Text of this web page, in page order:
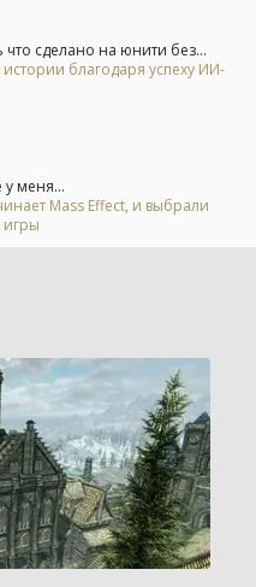
сделано на юнити без...
благодаря успеху ИИ-
меня...
Mass Effect, и выбрали